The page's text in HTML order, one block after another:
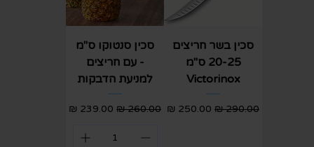
סכין בשר חריצים
20-25 ס"מ
Victorinox
מחיר רגיל מחיר מבצע
סכין סנטוקו ס"מ
- עם חריצים
למניעת הדבקות
מחיר רגיל מחיר מבצע